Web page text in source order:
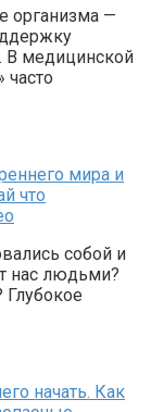
организма —
В медицинской
часто
мира и
что
собой и
нас людьми?
Глубокое
начать. Как